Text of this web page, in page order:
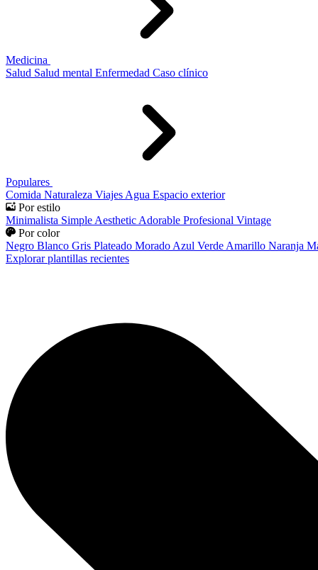
Medicina
Salud Salud mental Enfermedad Caso clínico
Populares
Comida Naturaleza Viajes Agua Espacio exterior
Por estilo
Minimalista Simple Aesthetic Adorable Profesional Vintage
Por color
Negro Blanco Gris Plateado Morado Azul Verde Amarillo Naranja
Explorar plantillas recientes